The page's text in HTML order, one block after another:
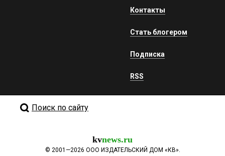
Контакты
Стать блогером
Подписка
RSS
Поиск по сайту
kvnews.ru
© 2001—2026 ООО ИЗДАТЕЛЬСКИЙ ДОМ «КВ».